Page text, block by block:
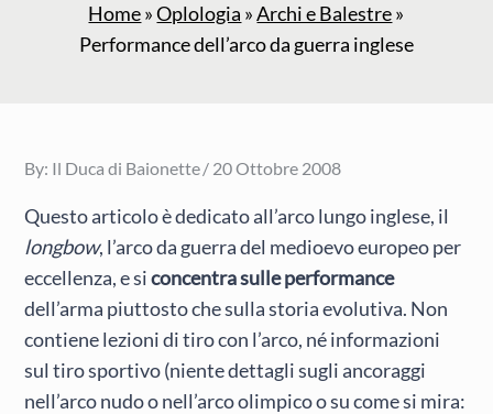
Home»Oplologia »Archi e Balestre»
Performance dell’arco da guerra inglese
By: Il Duca di Baionette Posted
20 Ottobre 2008
Questo articolo è dedicato all’arco lungo inglese, il
longbow, l’arco da guerra del medioevo europeo per
eccellenza, e siconcentra sulle performance
dell’arma piuttosto che sulla storia evolutiva. Non
contiene lezioni di tiro con l’arco, né informazioni
sul tiro sportivo (niente dettagli sugli ancoraggi
nell’arco nudo o nell’arco olimpico o su come si mira: